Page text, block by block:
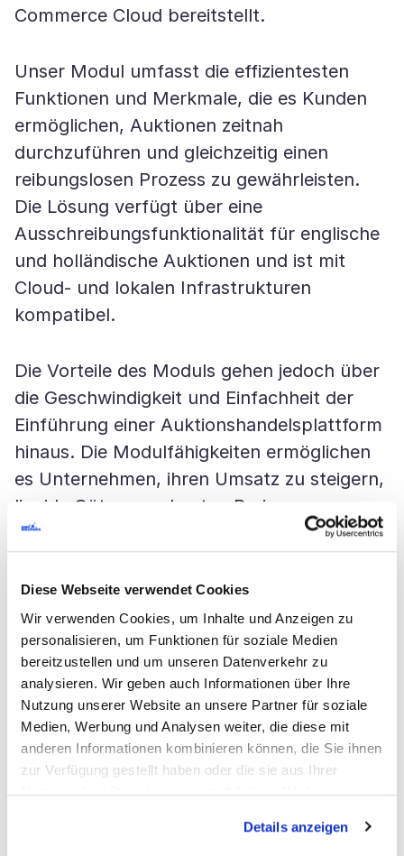
Diese Webseite verwendet Cookies
Wir verwenden Cookies, um Inhalte und Anzeigen zu
personalisieren, um Funktionen für soziale Medien
bereitzustellen und um unseren Datenverkehr zu
analysieren. Wir geben auch Informationen über Ihre
Nutzung unserer Website an unsere Partner für soziale
Medien, Werbung und Analysen weiter, die diese mit
anderen Informationen kombinieren können, die Sie ihnen
zur Verfügung gestellt haben oder die sie aus Ihrer
Nutzung ihrer Dienste gesammelt haben. Weitere
Details anzeigen
Commerce Cloud bereitstellt.
Unser Modul umfasst die effizientesten
Funktionen und Merkmale, die es Kunden
ermöglichen, Auktionen zeitnah
durchzuführen und gleichzeitig einen
reibungslosen Prozess zu gewährleisten.
Die Lösung verfügt über eine
Ausschreibungsfunktionalität für englische
und holländische Auktionen und ist mit
Cloud- und lokalen Infrastrukturen
kompatibel.
Die Vorteile des Moduls gehen jedoch über
die Geschwindigkeit und Einfachheit der
Einführung einer Auktionshandelsplattform
hinaus. Die Modulfähigkeiten ermöglichen
es Unternehmen, ihren Umsatz zu steigern,
liquide Güter zum besten Preis zu
verkaufen und den Verkauf von nicht
Darüber hinaus optimiert das Modul die
Angebotsprozesse, was zur Senkung der
Betriebskosten und zur Prozesstransparenz
beiträgt.
Um Ratschläge zur Wertsteigerung Ihrer
Ausschreibung und zur Verbesserung des
Verkaufs zu erhalten, kontaktieren Sie bitte
SAP C/4HANA und